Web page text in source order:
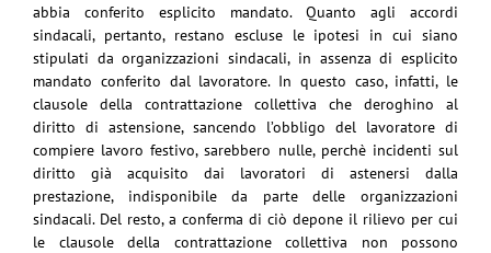
abbia conferito esplicito mandato. Quanto agli accordi
sindacali, pertanto, restano escluse le ipotesi in cui siano
stipulati da organizzazioni sindacali, in assenza di esplicito
mandato conferito dal lavoratore. In questo caso, infatti, le
clausole della contrattazione collettiva che deroghino al
diritto di astensione, sancendo l’obbligo del lavoratore di
compiere lavoro festivo, sarebbero nulle, perchè incidenti sul
diritto già acquisito dai lavoratori di astenersi dalla
prestazione, indisponibile da parte delle organizzazioni
sindacali. Del resto, a conferma di ciò depone il rilievo per cui
le clausole della contrattazione collettiva non possono